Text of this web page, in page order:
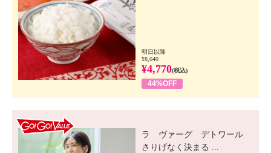
明日以降
¥8,640
¥4,770(税込)
44%OFF
ラ ヴァーグ デトワール
さりげなく決まる ...